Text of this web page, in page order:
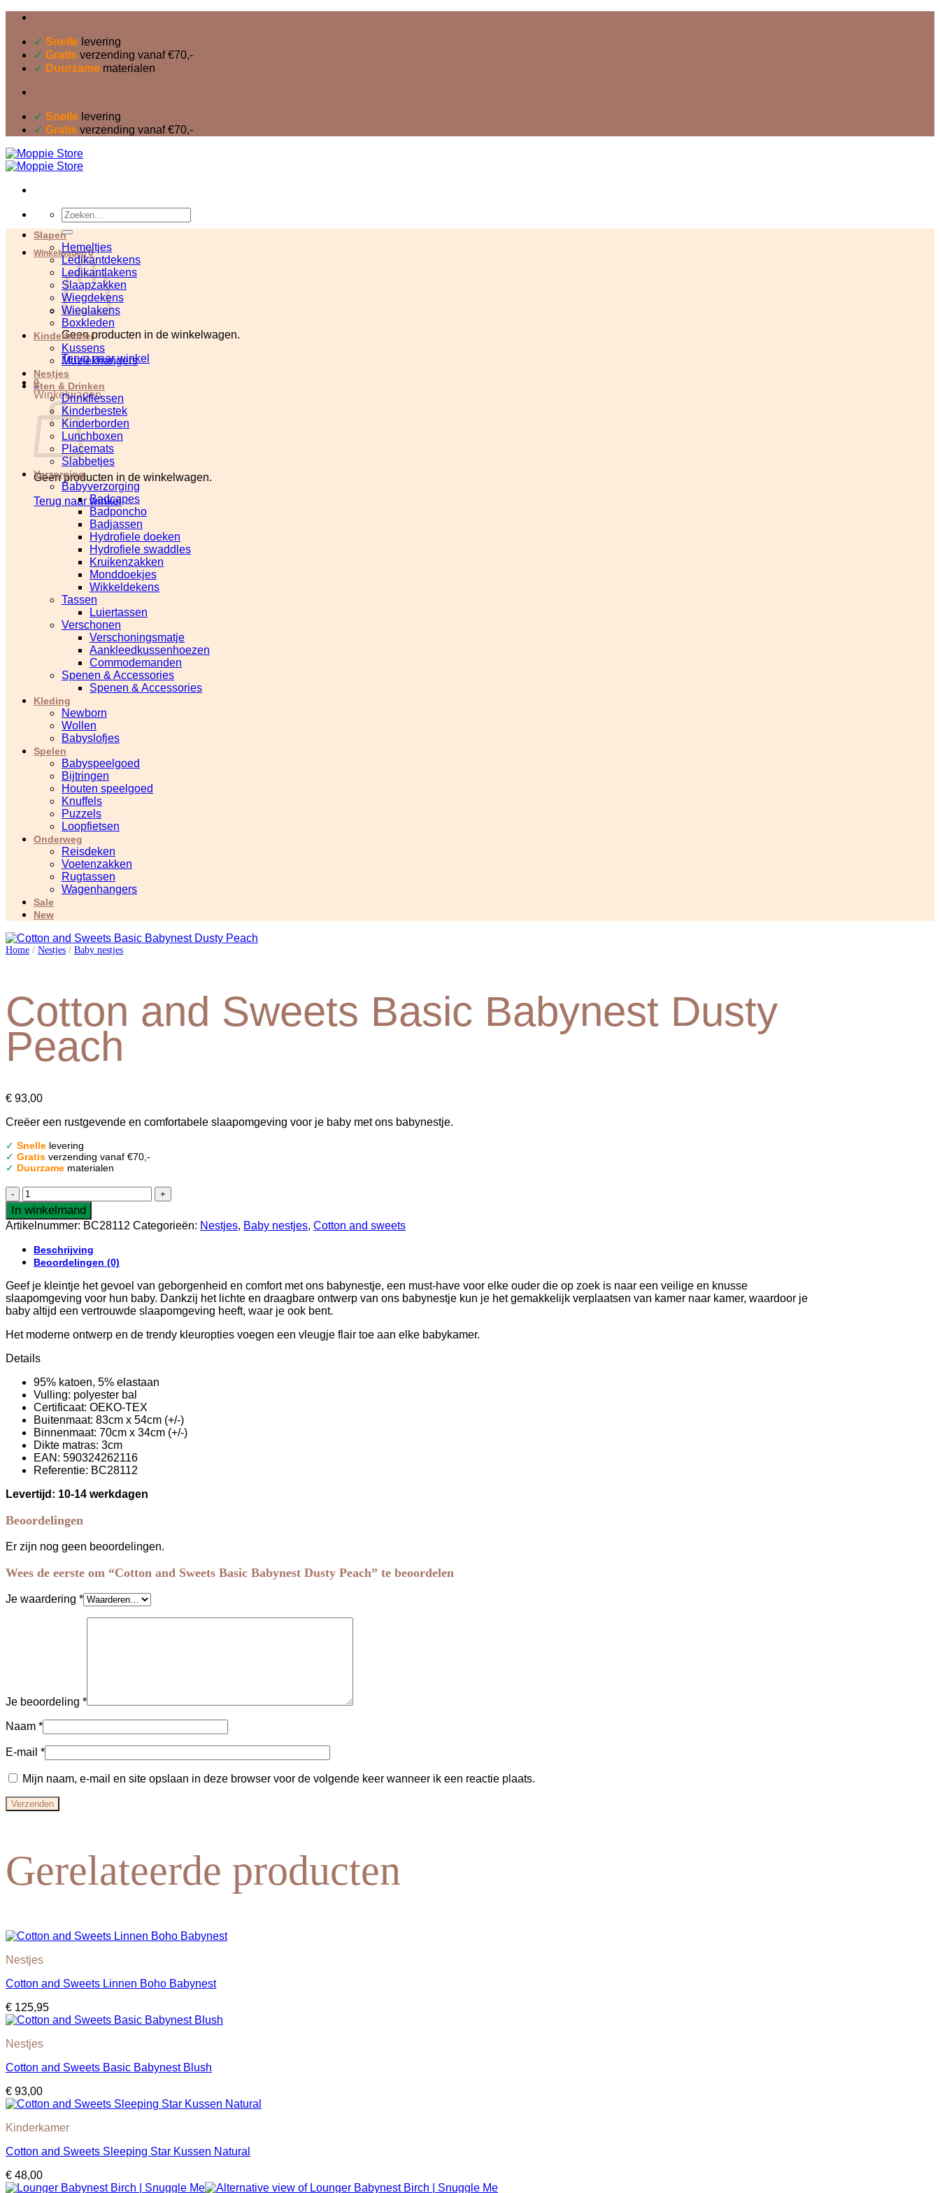
inhoud✓ Snelle levering
✓ Gratis verzending vanaf €70,-
✓ Duurzame materialen
✓ Snelle levering
✓ Gratis verzending vanaf €70,-
Zoeken
naar:
Winkelwagen0
Geen producten in de winkelwagen.
Terug naar winkel
0
Winkelwagen
Geen producten in de winkelwagen.
Terug naar winkel
Slapen
Hemeltjes
Ledikantdekens
Ledikantlakens
Slaapzakken
Wiegdekens
Wieglakens
Boxkleden
Kinderkamer
Kussens
Muziekhangers
Nestjes
Eten & Drinken
Drinkflessen
Kinderbestek
Kinderborden
Lunchboxen
Placemats
Slabbetjes
Verzorging
Babyverzorging
Badcapes
Badponcho
Badjassen
Hydrofiele doeken
Hydrofiele swaddles
Kruikenzakken
Monddoekjes
Wikkeldekens
Tassen
Luiertassen
Verschonen
Verschoningsmatje
Aankleedkussenhoezen
Commodemanden
Spenen & Accessories
Spenen & Accessories
Kleding
Newborn
Wollen
Babyslofjes
Spelen
Babyspeelgoed
Bijtringen
Houten speelgoed
Knuffels
Puzzels
Loopfietsen
Onderweg
Reisdeken
Voetenzakken
Rugtassen
Wagenhangers
Sale
New
Home / Nestjes / Baby nestjes
Cotton and Sweets Basic Babynest Dusty
Peach
€ 93,00
Creëer een rustgevende en comfortabele slaapomgeving voor je baby met ons babynestje.
✓ Snelle levering
✓ Gratis verzending vanaf €70,-
✓ Duurzame materialen
Cotton
and
Sweets
Basic
Dusty
Peach
aantal
In winkelmand
Artikelnummer: BC28112 Categorieën: Nestjes, Baby nestjes, Cotton and sweets
Beschrijving
Beoordelingen (0)
Geef je kleintje het gevoel van geborgenheid en comfort met ons babynestje, een must-have voor elke ouder die op zoek is naar een veilige en knusse
slaapomgeving voor hun baby. Dankzij het lichte en draagbare ontwerp van ons babynestje kun je het gemakkelijk verplaatsen van kamer naar kamer, waardoor je
baby altijd een vertrouwde slaapomgeving heeft, waar je ook bent.
Het moderne ontwerp en de trendy kleuropties voegen een vleugje flair toe aan elke babykamer.
Details
95% katoen, 5% elastaan
Vulling: polyester bal
Certificaat: OEKO-TEX
Buitenmaat: 83cm x 54cm (+/-)
Binnenmaat: 70cm x 34cm (+/-)
Dikte matras: 3cm
EAN: 590324262116
Referentie: BC28112
Levertijd: 10-14 werkdagen
Beoordelingen
Er zijn nog geen beoordelingen.
Wees de eerste om “Cotton and Sweets Basic Babynest Dusty Peach” te beoordelen
Je waardering *
Je beoordeling *
Naam *
E-mail *
Mijn naam, e-mail en site opslaan in deze browser voor de volgende keer wanneer ik een reactie plaats.
Gerelateerde producten
Nestjes
Cotton and Sweets Linnen Boho Babynest
€ 125,95
Nestjes
Cotton and Sweets Basic Babynest Blush
€ 93,00
Kinderkamer
Cotton and Sweets Sleeping Star Kussen Natural
€ 48,00